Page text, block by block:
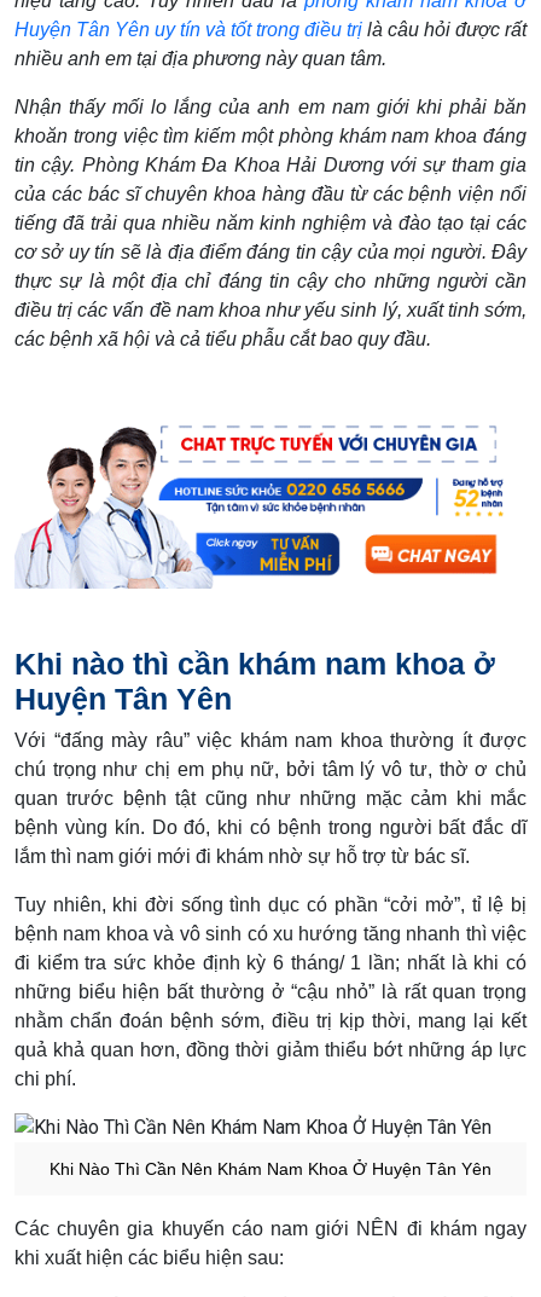
Huyện Tân Yên uy tín và tốt trong điều trị là câu hỏi được rất
nhiều anh em tại địa phương này quan tâm.
Nhận thấy mối lo lắng của anh em nam giới khi phải băn
khoăn trong việc tìm kiếm một phòng khám nam khoa đáng
tin cậy. Phòng Khám Đa Khoa Hải Dương với sự tham gia
của các bác sĩ chuyên khoa hàng đầu từ các bệnh viện nổi
tiếng đã trải qua nhiều năm kinh nghiệm và đào tạo tại các
cơ sở uy tín sẽ là địa điểm đáng tin cậy của mọi người. Đây
thực sự là một địa chỉ đáng tin cậy cho những người cần
điều trị các vấn đề nam khoa như yếu sinh lý, xuất tinh sớm,
các bệnh xã hội và cả tiểu phẫu cắt bao quy đầu.
Khi nào thì cần khám nam khoa ở
Huyện Tân Yên
Với “đấng mày râu” việc khám nam khoa thường ít được
chú trọng như chị em phụ nữ, bởi tâm lý vô tư, thờ ơ chủ
quan trước bệnh tật cũng như những mặc cảm khi mắc
bệnh vùng kín. Do đó, khi có bệnh trong người bất đắc dĩ
lắm thì nam giới mới đi khám nhờ sự hỗ trợ từ bác sĩ.
Tuy nhiên, khi đời sống tình dục có phần “cởi mở”, tỉ lệ bị
bệnh nam khoa và vô sinh có xu hướng tăng nhanh thì việc
đi kiểm tra sức khỏe định kỳ 6 tháng/ 1 lần; nhất là khi có
những biểu hiện bất thường ở “cậu nhỏ” là rất quan trọng
nhằm chẩn đoán bệnh sớm, điều trị kịp thời, mang lại kết
quả khả quan hơn, đồng thời giảm thiểu bớt những áp lực
chi phí.
Khi Nào Thì Cần Nên Khám Nam Khoa Ở Huyện Tân Yên
Các chuyên gia khuyến cáo nam giới NÊN đi khám ngay
khi xuất hiện các biểu hiện sau: